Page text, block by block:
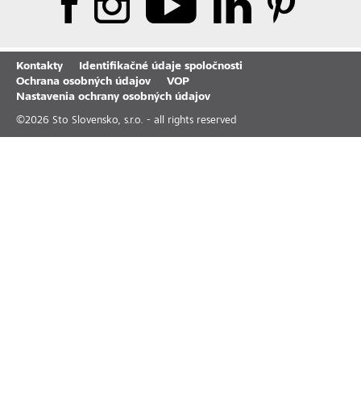
Kontakty
Identifikačné údaje spoločnosti
Ochrana osobných údajov
VOP
Nastavenia ochrany osobných údajov
©2026 Sto Slovensko, s.r.o. - all rights reserved